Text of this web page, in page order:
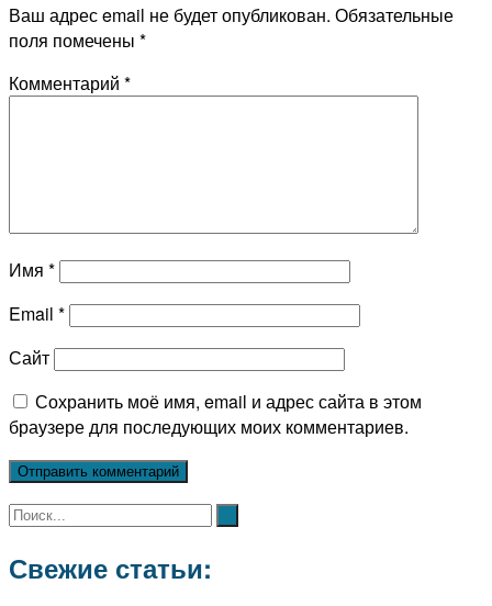
Ваш адрес email не будет опубликован. Обязательные
поля помечены *
Комментарий *
Имя *
Email *
Сайт
Сохранить моё имя, email и адрес сайта в этом
браузере для последующих моих комментариев.
Свежие статьи: